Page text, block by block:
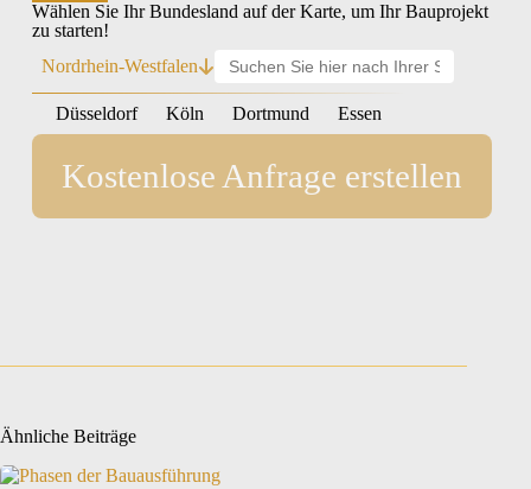
Wählen Sie Ihr Bundesland auf der Karte, um Ihr Bauprojekt
zu starten!
Nordrhein-Westfalen
Düsseldorf Köln Dortmund Essen
Kostenlose Anfrage erstellen
Ähnliche Beiträge